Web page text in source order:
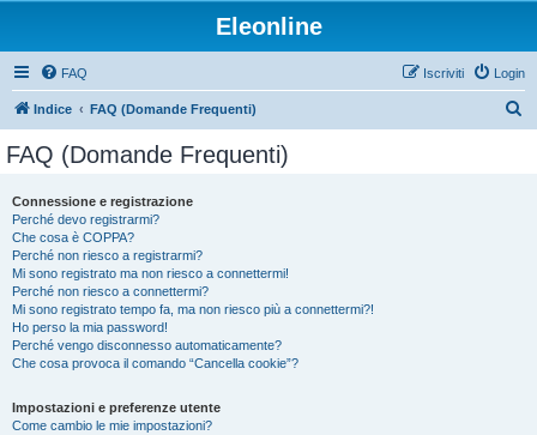
Eleonline
FAQ Login
Iscriviti
Indice FAQ (Domande Frequenti)
FAQ (Domande Frequenti)
Connessione e registrazione
Perché devo registrarmi?
Che cosa è COPPA?
Perché non riesco a registrarmi?
Mi sono registrato ma non riesco a connettermi!
Perché non riesco a connettermi?
Mi sono registrato tempo fa, ma non riesco più a connettermi?!
Ho perso la mia password!
Perché vengo disconnesso automaticamente?
Che cosa provoca il comando “Cancella cookie”?
Impostazioni e preferenze utente
Come cambio le mie impostazioni?